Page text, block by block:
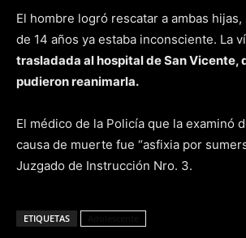
El hombre logró rescatar a ambas
de 14 años ya estaba inconsciente. La
trasladada al hospital de San Vicente,
pudieron reanimarla.
El médico de la Policía que la examinó
causa de muerte fue “asfixia por
Juzgado de Instrucción Nro. 3.
ETIQUETAS